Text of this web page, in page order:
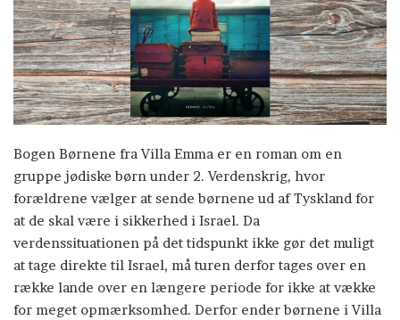
Bogen Børnene fra Villa Emma er en roman om en
gruppe jødiske børn under 2. Verdenskrig, hvor
forældrene vælger at sende børnene ud af Tyskland for
at de skal være i sikkerhed i Israel. Da
verdenssituationen på det tidspunkt ikke gør det muligt
at tage direkte til Israel, må turen derfor tages over en
række lande over en længere periode for ikke at vække
for meget opmærksomhed. Derfor ender børnene i Villa